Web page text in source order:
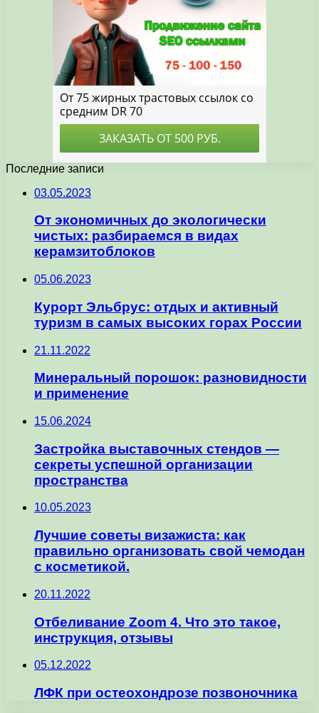
Последние записи
03.05.2023
От экономичных до экологически
чистых: разбираемся в видах
керамзитоблоков
05.06.2023
Курорт Эльбрус: отдых и активный
туризм в самых высоких горах России
21.11.2022
Минеральный порошок: разновидности
и применение
15.06.2024
Застройка выставочных стендов —
секреты успешной организации
пространства
10.05.2023
Лучшие советы визажиста: как
правильно организовать свой чемодан
с косметикой.
20.11.2022
Отбеливание Zoom 4. Что это такое,
инструкция, отзывы
05.12.2022
ЛФК при остеохондрозе позвоночника